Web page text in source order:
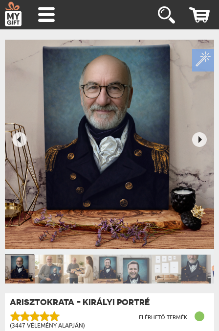
ARISZTOKRATA - KIRÁLYI PORTRÉ
(3447 VÉLEMÉNY ALAPJÁN)
ELÉRHETŐ TERMÉK